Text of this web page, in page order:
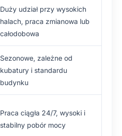
Duży udział przy wysokich
halach, praca zmianowa lub
całodobowa
Sezonowe, zależne od
kubatury i standardu
budynku
Praca ciągła 24/7, wysoki i
stabilny pobór mocy